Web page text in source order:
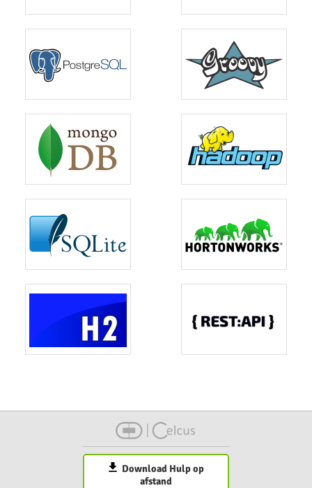
Download Hulp op
afstand